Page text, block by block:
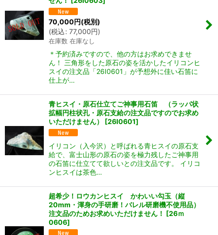
70,000円(税別)
(税込: 77,000円)
在庫数 在庫なし
＊予約済みですので、他の方はお求めできませ
ん！ 三角形をした原石の姿を活かしたイリコンヒ
スイの注文品「26I0601」が予想外に佳い石笛に
仕上が…
青ヒスイ・原石仕立てご神事用石笛 （ラッパ状
拡幅円柱状孔・原石支給の注文品ですのでお求め
いただけません）
[26I0601]
イリコン（入今沢）と呼ばれる青ヒスイの原石支
給で、富士山形の原石の姿を極力残したご神事用
の石笛に仕立てて欲しいとの注文品です。 イリコ
ンヒスイは茶色…
超希少！ロウカンヒスイ かわいい勾玉（縦
20mm・渾身の手研磨！バレル研磨機不使用品）
注文品のためお求めいただけません！ [26ｍ
0606]